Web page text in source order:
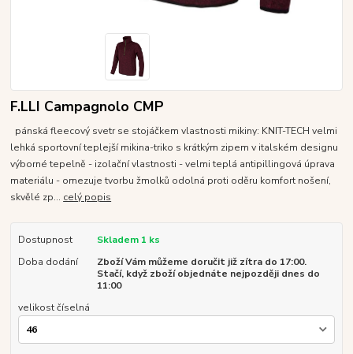
F.LLI Campagnolo CMP
pánská fleecový svetr se stojáčkem vlastnosti mikiny: KNIT-TECH velmi
lehká sportovní teplejší mikina-triko s krátkým zipem v italském designu
výborné tepelně - izolační vlastnosti - velmi teplá antipillingová úprava
materiálu - omezuje tvorbu žmolků odolná proti oděru komfort nošení,
skvělé zp... celý popis
Dostupnost
Skladem 1 ks
Doba dodání
Zboží Vám můžeme doručit již zítra do 17:00.
Stačí, když zboží objednáte nejpozději dnes do
11:00
velikost číselná